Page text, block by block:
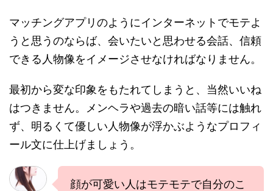
マッチングアプリのようにインターネットでモテよ
うと思うのならば、会いたいと思わせる会話、信頼
できる人物像をイメージさせなければなりません。
最初から変な印象をもたれてしまうと、当然いいね
はつきません。メンヘラや過去の暗い話等には触れ
ず、明るくて優しい人物像が浮かぶようなプロフィ
ール文に仕上げましょう。
顔が可愛い人はモテモテで自分のこ